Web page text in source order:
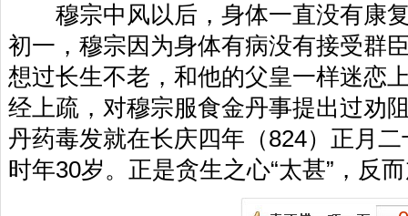
穆宗中风以后，身体一直没有康复
初一，穆宗因为身体有病没有接受群
想过长生不老，和他的父皇一样迷恋
经上疏，对穆宗服食金丹事提出过劝
丹药毒发就在长庆四年（824）正月
时年30岁。正是贪生之心“太甚”，反